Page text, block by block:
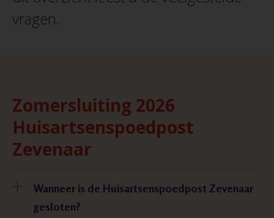
vragen.
Zomersluiting 2026
Huisartsenspoedpost
Zevenaar
Wanneer is de Huisartsenspoedpost Zevenaar
gesloten?